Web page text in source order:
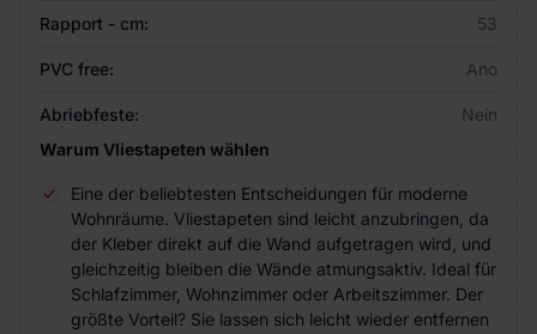
Rapport - cm: 53
PVC free: Ano
Abriebfeste:
Nein
Warum Vliestapeten wählen
Eine der beliebtesten Entscheidungen für moderne
Wohnräume. Vliestapeten sind leicht anzubringen, da
der Kleber direkt auf die Wand aufgetragen wird, und
gleichzeitig bleiben die Wände atmungsaktiv. Ideal für
Schlafzimmer, Wohnzimmer oder Arbeitszimmer. Der
größte Vorteil? Sie lassen sich leicht wieder entfernen